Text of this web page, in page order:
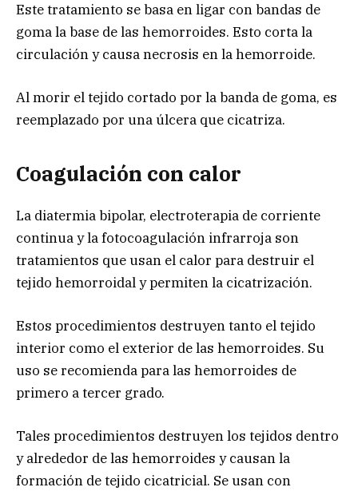
Este tratamiento se basa en ligar con bandas de
goma la base de las hemorroides. Esto corta la
circulación y causa necrosis en la hemorroide.
Al morir el tejido cortado por la banda de goma, es
reemplazado por una úlcera que cicatriza.
Coagulación con calor
La diatermia bipolar, electroterapia de corriente
continua y la fotocoagulación infrarroja son
tratamientos que usan el calor para destruir el
tejido hemorroidal y permiten la cicatrización.
Estos procedimientos destruyen tanto el tejido
interior como el exterior de las hemorroides. Su
uso se recomienda para las hemorroides de
primero a tercer grado.
Tales procedimientos destruyen los tejidos dentro
y alrededor de las hemorroides y causan la
formación de tejido cicatricial. Se usan con